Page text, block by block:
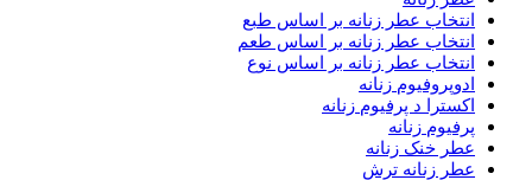
انتخاب عطر زنانه بر اساس طبع
انتخاب عطر زنانه بر اساس طعم
انتخاب عطر زنانه بر اساس نوع
ادوپروفیوم زنانه
اکسترا د پرفیوم زنانه
پرفیوم زنانه
عطر خنک زنانه
عطر زنانه ترش